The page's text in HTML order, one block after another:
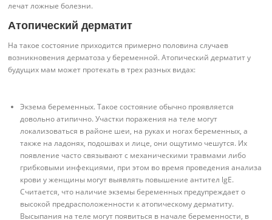
лечат ложные болезни.
Атопический дерматит
На такое состояние приходится примерно половина случаев
возникновения дерматоза у беременной. Атопический дерматит у
будущих мам может протекать в трех разных видах:
Экзема беременных. Такое состояние обычно проявляется
довольно атипично. Участки поражения на теле могут
локализоваться в районе шеи, на руках и ногах беременных, а
также на ладонях, подошвах и лице, они ощутимо чешутся. Их
появление часто связывают с механическими травмами либо
грибковыми инфекциями, при этом во время проведения анализа
крови у женщины могут выявлять повышение антител lgE.
Считается, что наличие экземы беременных предупреждает о
высокой предрасположенности к атопическому дерматиту.
Высыпания на теле могут появиться в начале беременности, в